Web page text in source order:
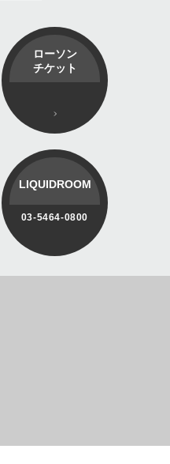
ローソン
チケット
LIQUIDROOM
03-5464-0800